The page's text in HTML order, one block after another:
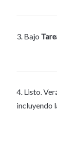
3. Bajo
4. Listo.
incluyendo